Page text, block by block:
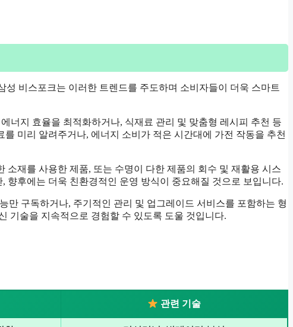
비스포크는 이러한 트렌드를 주도하며 소비자들이 더욱 스마트
너지 효율을 최적화하거나, 식재료 관리 및 맞춤형 레시피 추천 등
미리 알려주거나, 에너지 소비가 적은 시간대에 가전 작동을 추천
재를 사용한 제품, 또는 수명이 다한 제품의 회수 및 재활용 시스
후에는 더욱 친환경적인 운영 방식이 중요해질 것으로 보입니다.
만 구독하거나, 주기적인 관리 및 업그레이드 서비스를 포함하는 형
기술을 지속적으로 경험할 수 있도록 도울 것입니다.
관련 기술